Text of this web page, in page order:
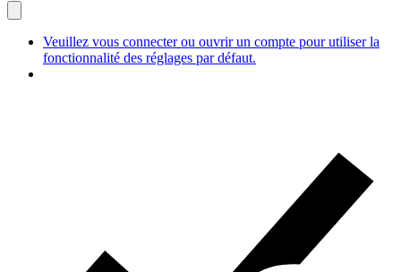
Veuillez vous connecter ou ouvrir un compte pour utiliser la
fonctionnalité des réglages par défaut.